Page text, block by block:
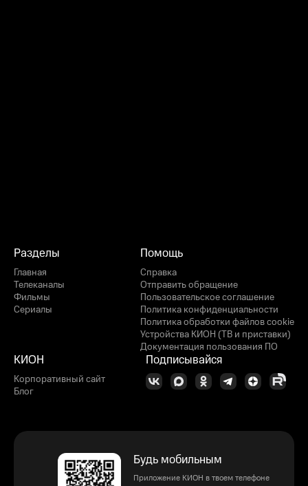
Разделы
Главная
Телеканалы
Фильмы
Сериалы
Помощь
Справка
Отправить обращение
Пользовательское соглашение
Политика конфиденциальности
Политика обработки файлов cookie
Устройства КИОН (ТВ и приставки)
Документация пользования ПО
КИОН
Корпоративный сайт
Блог
Подписывайся
Будь мобильным
Приложение КИОН в твоем телефоне